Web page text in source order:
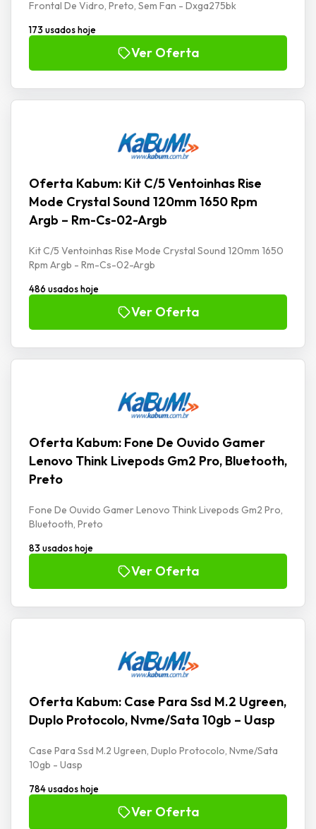
Frontal De Vidro, Preto, Sem Fan - Dxga275bk
173 usados hoje
Ver Oferta
Oferta Kabum: Kit C/5 Ventoinhas Rise
Mode Crystal Sound 120mm 1650 Rpm
Argb – Rm-Cs-02-Argb
Kit C/5 Ventoinhas Rise Mode Crystal Sound 120mm 1650
Rpm Argb - Rm-Cs-02-Argb
486 usados hoje
Ver Oferta
Oferta Kabum: Fone De Ouvido Gamer
Lenovo Think Livepods Gm2 Pro, Bluetooth,
Preto
Fone De Ouvido Gamer Lenovo Think Livepods Gm2 Pro,
Bluetooth, Preto
83 usados hoje
Ver Oferta
Oferta Kabum: Case Para Ssd M.2 Ugreen,
Duplo Protocolo, Nvme/Sata 10gb – Uasp
Case Para Ssd M.2 Ugreen, Duplo Protocolo, Nvme/Sata
10gb - Uasp
784 usados hoje
Ver Oferta